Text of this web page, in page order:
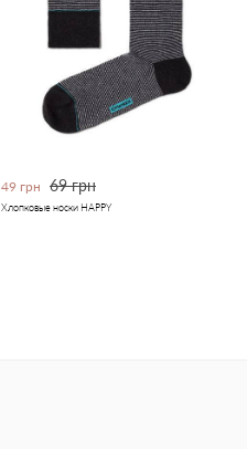
49 грн 69 грн
Хлопковые носки HAPPY